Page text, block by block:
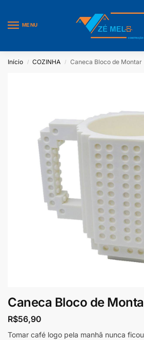
MENU
Início / COZINHA / Caneca Bloco de Montar
Caneca Bloco de
R$56,90
Tomar café logo pela manhã nunca